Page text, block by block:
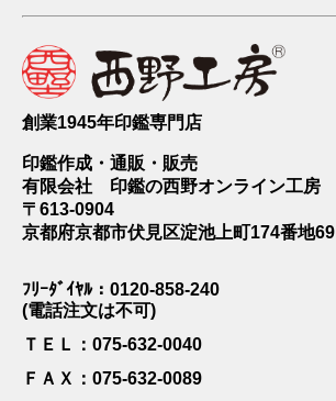
創業1945年印鑑専門店
印鑑作成・通販・販売
有限会社 印鑑の西野オンライン工房
〒613-0904
京都府京都市伏見区淀池上町174番地69
ﾌﾘｰﾀﾞｲﾔﾙ：0120-858-240
(電話注文は不可)
ＴＥＬ：075-632-0040
ＦＡＸ：075-632-0089